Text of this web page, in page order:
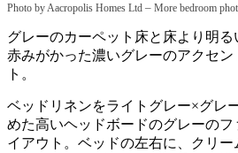
Photo by Aacropolis Homes Ltd – More bedroom
グレーのカーペット床と床より明る
赤みがかった濃いグレーのアクセ
ト。
ベッドリネンをライトグレー×グレ
めた高いヘッドボードのグレーの
イアウト。ベッドの左右に、クリ